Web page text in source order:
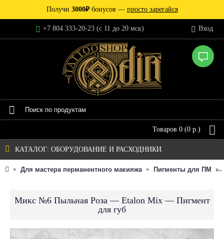
Получи 3000₽бонусов — просто зарегайся
+7 804 333-20-23 (c 11 до 20 мск) Вход
Товаров 0 (0 р.)
КАТАЛОГ: ОБОРУДОВАНИЕ И РАСХОДНИКИ
Для мастера перманентного макияжа Пигменты для ПМ
Микс №6 Пыльная Роза — Etalon Mix — Пигмент
для губ